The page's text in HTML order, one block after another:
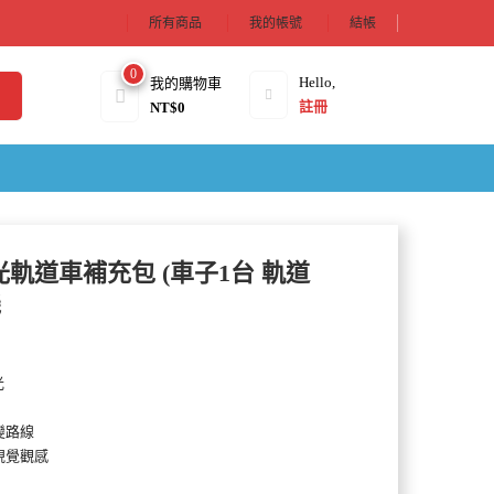
所有商品 我的帳號 結帳
Hello,
註冊
0
我的購物車
NT$0
道車補充包 (車子1台 軌道
路線
覺觀感